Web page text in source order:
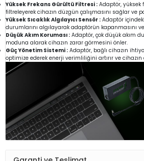
Yüksek Frekans Gürültü Filtresi : Adaptör, yüksek
filtreleyerek cihazın düzgün çalışmasını sağlar ve
Yüksek Sıcaklık Algılayıcı Sensör : Adaptör
durumlarını algılayarak adaptörün kapanmasını
Düşük Akım Koruması : Adaptör, çok düşük akım
moduna alarak cihazın zarar görmesini önler.
Güç Yönetim Sistemi : Adaptör, bağlı cihazın
optimize ederek enerji verimliliğini artırır ve cihazın